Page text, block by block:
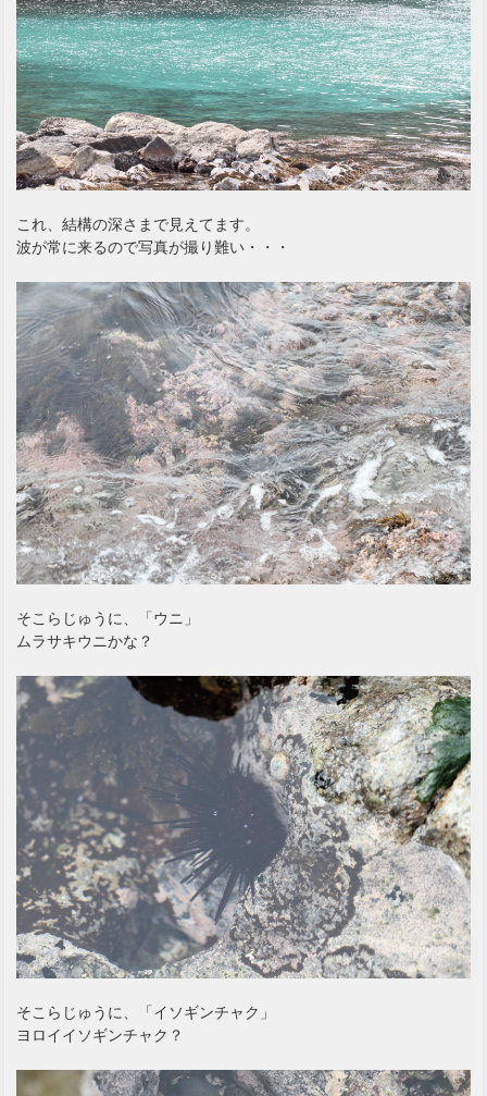
これ、結構の深さまで見えてます。
波が常に来るので写真が撮り難い・・・
そこらじゅうに、「ウニ」
ムラサキウニかな？
そこらじゅうに、「イソギンチャク」
ヨロイイソギンチャク？